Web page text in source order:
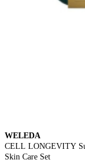
WELEDA
CELL LONGEVITY
Skin Care Set